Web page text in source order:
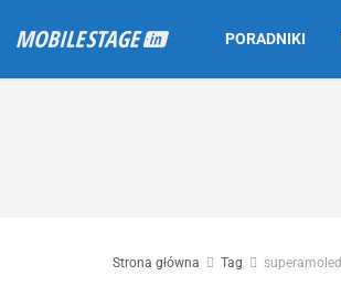
PORADNIKI
Strona główna Tag superamoled